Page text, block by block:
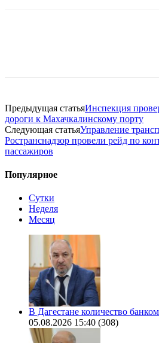
Предыдущая статьяИнспекция
дороги к Махачкалинскому порту
Следующая статьяУправление
Ространснадзор провели рейд по
пассажиров
Популярное
Сутки
Неделя
Месяц
В Дагестане количество
05.08.2026 15:40 (308)